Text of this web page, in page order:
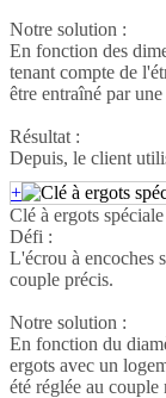
Notre solution :
En fonction des
tenant compte de
être entraîné par
Résultat :
Depuis, le client
+
Clé à ergots spéciale
Défi :
L'écrou à encoches
couple précis.
Notre solution :
En fonction du
ergots avec un
été réglée au couple